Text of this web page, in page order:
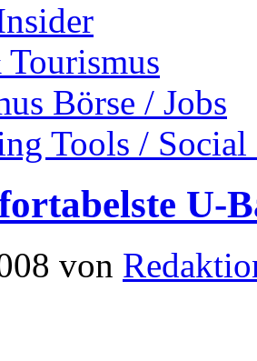
Börse / Jobs
Tools /
U-
von